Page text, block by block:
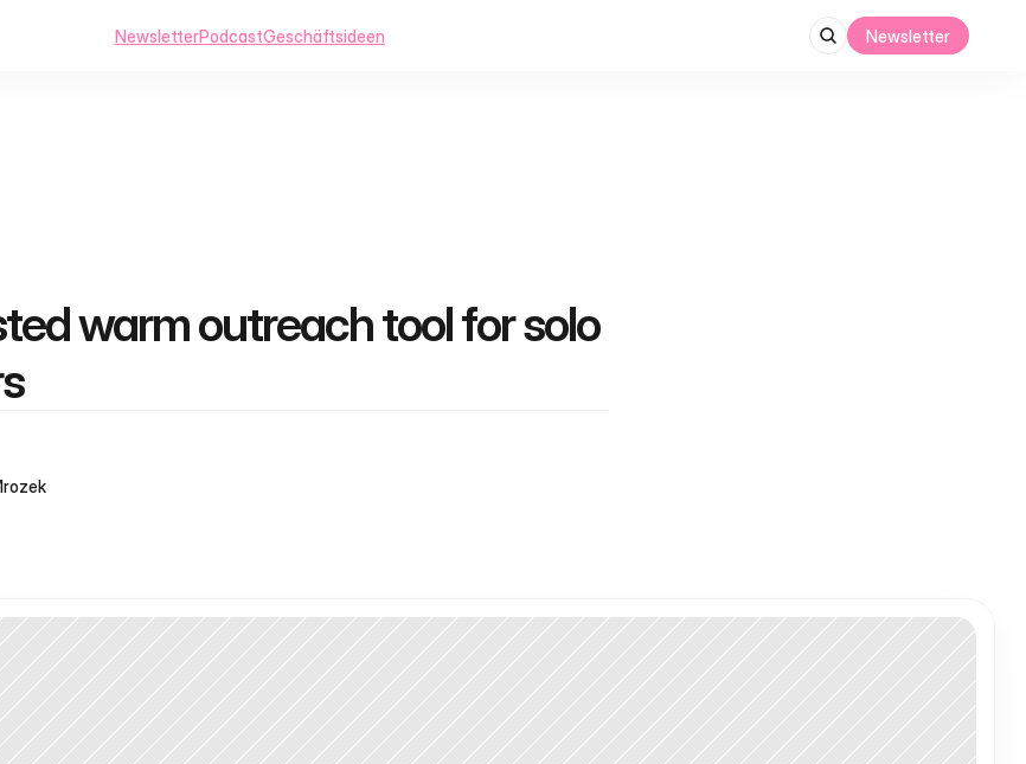
NewsletterPodcastGeschäftsideen Newsletter
warm outreach tool for solo